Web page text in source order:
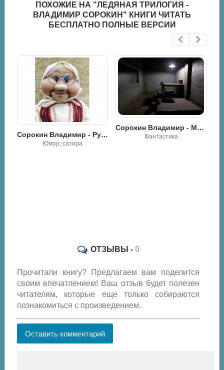
ПОХОЖИЕ НА "ЛЕДЯНАЯ ТРИЛОГИЯ -
ВЛАДИМИР СОРОКИН" КНИГИ ЧИТАТЬ
БЕСПЛАТНО ПОЛНЫЕ ВЕРСИИ
Фантастика
ОТЗЫВЫ - 0
Прочитали книгу? Предлагаем вам поделится
своим впечатлением! Ваш отзыв будет полезен
читателям, которые еще только собираются
познакомиться с произведением.
Оставить комментарий